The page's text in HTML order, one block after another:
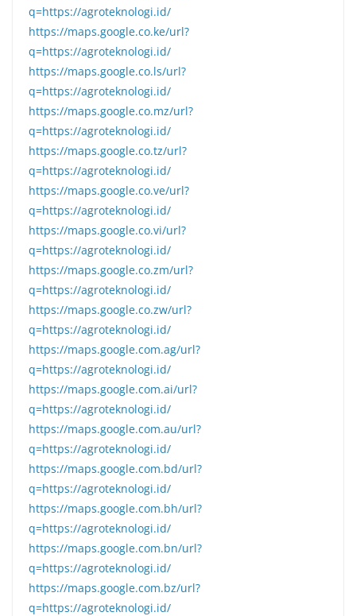
q=https://agroteknologi.id/
https://maps.google.co.ke/url?
q=https://agroteknologi.id/
https://maps.google.co.ls/url?
q=https://agroteknologi.id/
https://maps.google.co.mz/url?
q=https://agroteknologi.id/
https://maps.google.co.tz/url?
q=https://agroteknologi.id/
https://maps.google.co.ve/url?
q=https://agroteknologi.id/
https://maps.google.co.vi/url?
q=https://agroteknologi.id/
https://maps.google.co.zm/url?
q=https://agroteknologi.id/
https://maps.google.co.zw/url?
q=https://agroteknologi.id/
https://maps.google.com.ag/url?
q=https://agroteknologi.id/
https://maps.google.com.ai/url?
q=https://agroteknologi.id/
https://maps.google.com.au/url?
q=https://agroteknologi.id/
https://maps.google.com.bd/url?
q=https://agroteknologi.id/
https://maps.google.com.bh/url?
q=https://agroteknologi.id/
https://maps.google.com.bn/url?
q=https://agroteknologi.id/
https://maps.google.com.bz/url?
q=https://agroteknologi.id/